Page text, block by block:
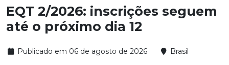
EQT 2/2026: inscrições seguem
até o próximo dia 12
Publicado em 06 de agosto de 2026 Brasil